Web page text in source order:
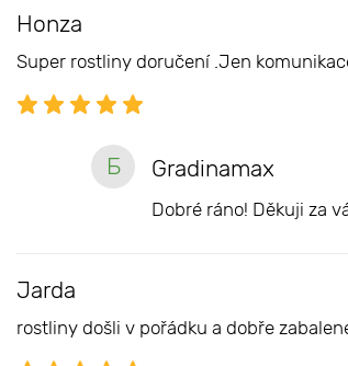
Honza
Super rostliny doručení .Jen
Б Gradinamax
Dobré ráno! Děkuji za
Jarda
rostliny došli v pořádku a dobře